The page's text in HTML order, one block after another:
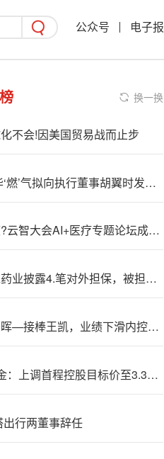
公众号 电子报
换一换
不会!因美国贸易战而止步
中,华‘燃’气拟向执行董事胡翼时发行1.4亿股资本化股份
百度?云智大会AI+医疗专题论坛成功举办共探大模型驱动智慧医疗新未来
华仁药业披露4.笔对外担保，被担保公司4家
林朝晖—接棒王凯，业绩下滑内控合规承压下，广发银行能否重启IPO？
中?金：上调首程控股目标价至3.3港元 维持跑赢行业评级
出行两董事辞任